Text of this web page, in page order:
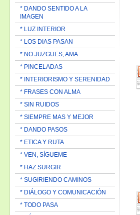
* DANDO SENTIDO A LA
IMAGEN
* LUZ INTERIOR
* LOS DIAS PASAN
* NO JUZGUES, AMA
* PINCELADAS
* INTERIORISMO Y SERENIDAD
* FRASES CON ALMA
* SIN RUIDOS
* SIEMPRE MAS Y MEJOR
* DANDO PASOS
* ETICA Y RUTA
* VEN, SÍGUEME
* HAZ SURGIR
* SUGIRIENDO CAMINOS
* DIÁLOGO Y COMUNICACIÓN
* TODO PASA